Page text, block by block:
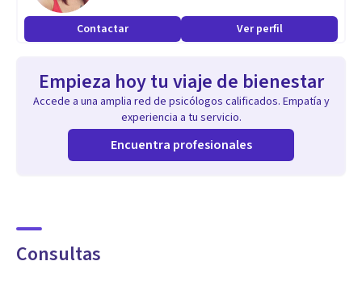
ofrecer a mis clientes un tratamiento de alta calidad y
personalizado.
establecer una relación de confianza y empatía con mis
clientes. Mi enfoque terapéutico se basa en la colaboración
y la co-construcción del proceso de tratamiento,
adaptando las intervenciones a las necesidades individuales
Contactar Ver perfil
Empieza hoy tu viaje de bienestar
Accede a una amplia red de psicólogos calificados. Empatía y
experiencia a tu servicio.
Encuentra profesionales
Consultas